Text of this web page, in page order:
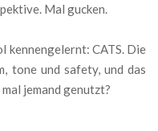
Mal gucken.
kennengelernt: CATS. Die
tone und safety, und das
jemand genutzt?